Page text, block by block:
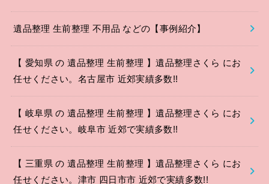
遺品整理 生前整理 不用品 などの【事例紹介】
【 愛知県 の 遺品整理 生前整理 】遺品整理さくら にお
任せください。名古屋市 近郊実績多数!!
【 岐阜県 の 遺品整理 生前整理 】遺品整理さくら にお
任せください。岐阜市 近郊で実績多数!!
【 三重県 の 遺品整理 生前整理 】遺品整理さくら にお
任せください。津市 四日市市 近郊で実績多数!!